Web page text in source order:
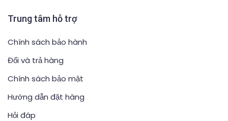
Trung tâm hỗ trợ
Chính sách bảo hành
Đổi và trả hàng
Chính sách bảo mật
Hướng dẫn đặt hàng
Hỏi đáp